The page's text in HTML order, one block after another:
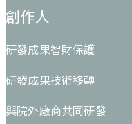
創作人
研發成果智財保護
研發成果技術移轉
與院外廠商共同研發